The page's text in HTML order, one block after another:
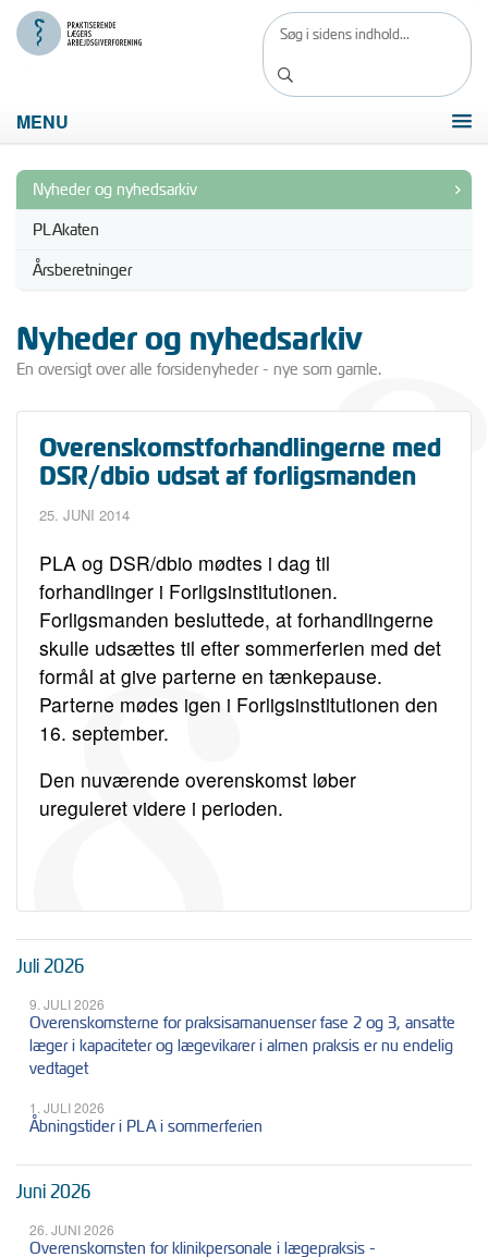
MENU
Nyheder og nyhedsarkiv
PLAkaten
Årsberetninger
Nyheder og nyhedsarkiv
En oversigt over alle forsidenyheder - nye som gamle.
Overenskomstforhandlingerne med
DSR/dbio udsat af forligsmanden
25. JUNI 2014
PLA og DSR/dbio mødtes i dag til
forhandlinger i Forligsinstitutionen.
Forligsmanden besluttede, at forhandlingerne
skulle udsættes til efter sommerferien med det
formål at give parterne en tænkepause.
Parterne mødes igen i Forligsinstitutionen den
16. september.
Den nuværende overenskomst løber
ureguleret videre i perioden.
Juli 2026
9. JULI 2026
Overenskomsterne for praksisamanuenser fase 2 og 3, ansatte
læger i kapaciteter og lægevikarer i almen praksis er nu endelig
vedtaget
1. JULI 2026
Åbningstider i PLA i sommerferien
Juni 2026
26. JUNI 2026
Overenskomsten for klinikpersonale i lægepraksis -